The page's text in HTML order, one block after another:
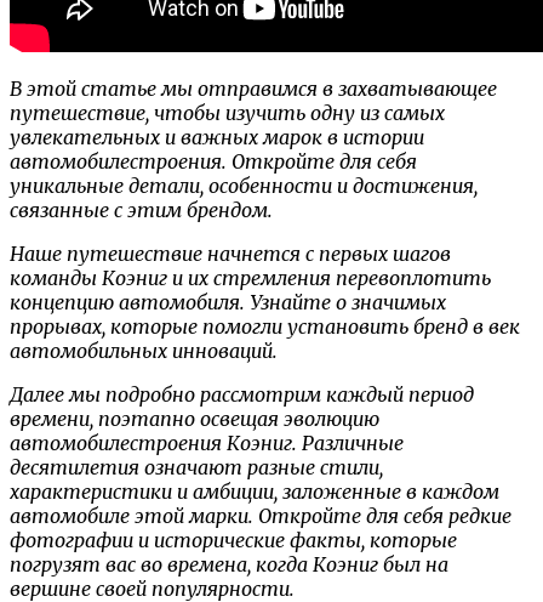
В этой статье мы отправимся в захватывающее
путешествие, чтобы изучить одну из самых
увлекательных и важных марок в истории
автомобилестроения. Откройте для себя
уникальные детали, особенности и достижения,
связанные с этим брендом.
Наше путешествие начнется с первых шагов
команды Коэниг и их стремления перевоплотить
концепцию автомобиля. Узнайте о значимых
прорывах, которые помогли установить бренд в век
автомобильных инноваций.
Далее мы подробно рассмотрим каждый период
времени, поэтапно освещая эволюцию
автомобилестроения Коэниг. Различные
десятилетия означают разные стили,
характеристики и амбиции, заложенные в каждом
автомобиле этой марки. Откройте для себя редкие
фотографии и исторические факты, которые
погрузят вас во времена, когда Коэниг был на
вершине своей популярности.